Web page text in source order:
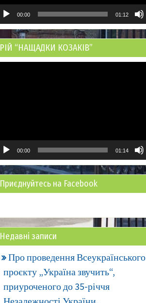
00:00 01:12
РІЙ “НАЩАДКИ КОЗАКІВ”
00:00 01:14
Приєднуйтесь на Facebook
Недавні записи
Про проведення Всеукраїнського
проєкту „Україна звучить“,
приуроченого до 35-річчя